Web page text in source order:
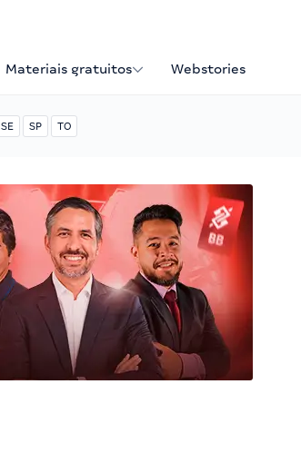
Materiais gratuitos Webstories
SE SP TO